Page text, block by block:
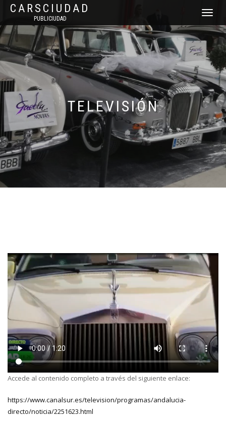
CARSCIUDAD
PUBLICIUDAD
CAMBIAR
TELEVISIÓN
Accede al contenido completo a través del siguiente enlace:
https://www.canalsur.es/television/programas/andalucia-
directo/noticia/2251623.html